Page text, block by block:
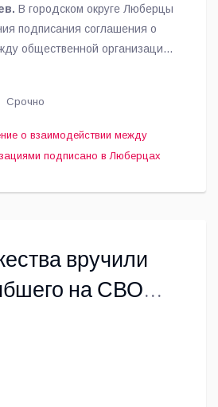
В городском округе Люберцы
подписания соглашения о
общественной организацией
и люберецкой Ассоциацией
Ассоциация.
Срочно
о взаимодействии между
подписано в Люберцах
вручили
на СВО